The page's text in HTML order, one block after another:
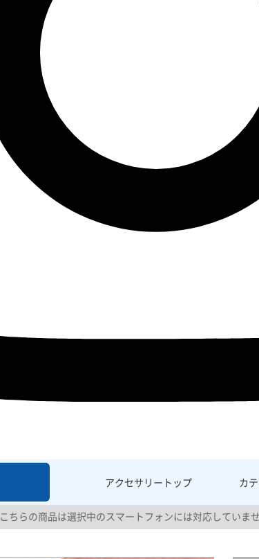
アクセサリー トップ カ
こちらの商品は選択中のスマートフォンには対応していませ